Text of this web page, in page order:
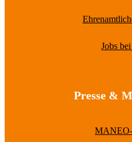
Jobs
Presse &